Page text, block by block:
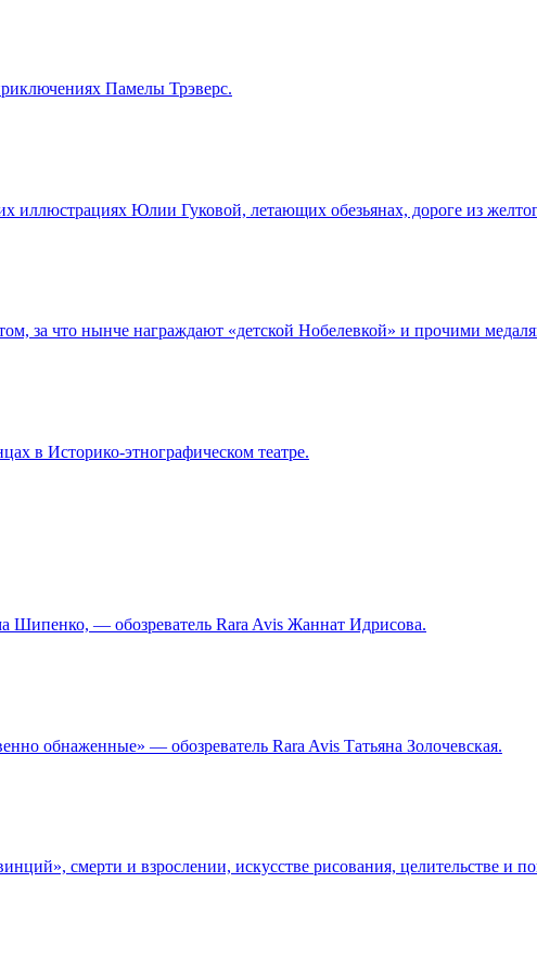
Памелы Трэверс.
иллюстрациях Юлии Гуковой, летающих обезьянах, дороге из
за что нынче награждают «детской Нобелевкой» и прочими
в Историко-этнографическом театре.
— обозреватель Rara Avis Жаннат Идрисова.
обнаженные» — обозреватель Rara Avis Татьяна Золочевская.
смерти и взрослении, искусстве рисования, целительстве и